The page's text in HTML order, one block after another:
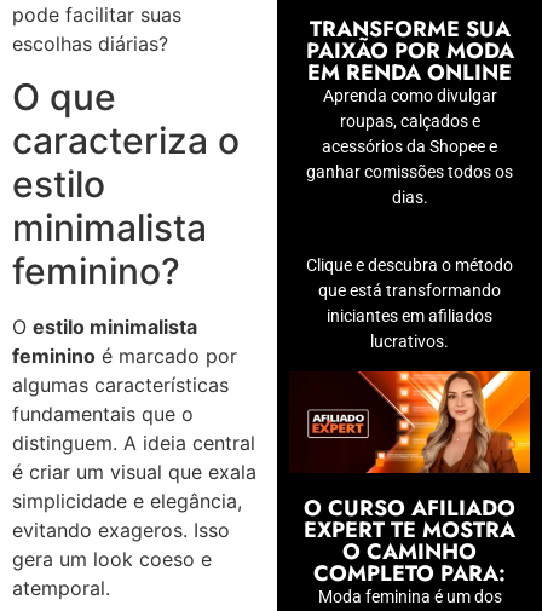
pode facilitar suas
escolhas diárias?
O que
caracteriza o
estilo
minimalista
feminino?
O estilo minimalista
feminino é marcado por
algumas características
fundamentais que o
distinguem. A ideia central
é criar um visual que exala
simplicidade e elegância,
evitando exageros. Isso
gera um look coeso e
atemporal.
TRANSFORME SUA
PAIXÃO POR MODA
EM RENDA ONLINE
Aprenda como divulgar
roupas, calçados e
acessórios da Shopee e
ganhar comissões todos os
dias.
Clique e descubra o método
que está transformando
iniciantes em afiliados
lucrativos.
O CURSO AFILIADO
EXPERT TE MOSTRA
O CAMINHO
COMPLETO PARA:
Moda feminina é um dos